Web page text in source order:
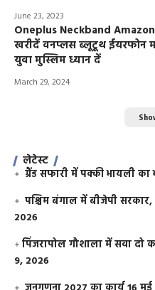
June 23, 2023
Oneplus Neckband
खरीदें वनप्लस ब्लूटूथ ईयरफोन
युवा मुस्लिम ध्यान दें
March 29, 2024
लेटेस्ट
ग्रैंड सफारी में पक्की भायली
पश्चिम बंगाल में बीजेपी
2026
​पिंजरापोल गौशाला में सवा दो
9, 2026